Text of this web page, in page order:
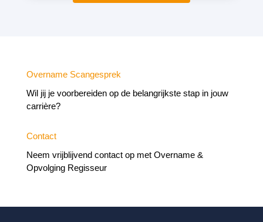
Overname Scangesprek
Wil jij je voorbereiden op de belangrijkste stap in jouw
carrière?
Contact
Neem vrijblijvend contact op met Overname &
Opvolging Regisseur